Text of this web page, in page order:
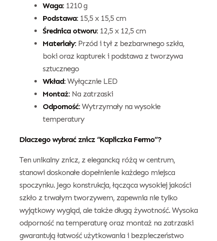
Waga: 1210 g
Podstawa: 15,5 x 15,5 cm
Średnica otworu: 12,5 x 12,5 cm
Materiały: Przód i tył z bezbarwnego szkła,
boki oraz kapturek i podstawa z tworzywa
sztucznego
Wkład: Wyłącznie LED
Montaż: Na zatrzaski
Odporność: Wytrzymały na wysokie
temperatury
Dlaczego wybrać znicz “Kapliczka Fermo”?
Ten unikalny znicz, z elegancką różą w centrum,
stanowi doskonałe dopełnienie każdego miejsca
spoczynku. Jego konstrukcja, łącząca wysokiej jakości
szkło z trwałym tworzywem, zapewnia nie tylko
wyjątkowy wygląd, ale także długą żywotność. Wysoka
odporność na temperaturę oraz montaż na zatrzaski
gwarantują łatwość użytkowania i bezpieczeństwo